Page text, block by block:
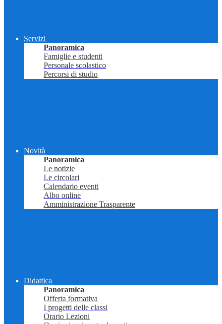
Servizi
Panoramica
Famiglie e studenti
Personale scolastico
Percorsi di studio
Novità
Panoramica
Le notizie
Le circolari
Calendario eventi
Albo online
Amministrazione Trasparente
Didattica
Panoramica
Offerta formativa
I progetti delle classi
Orario Lezioni